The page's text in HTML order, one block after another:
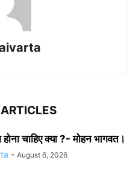
चाहिए क्या ?- मोहन भागवत।
- August 6, 2026